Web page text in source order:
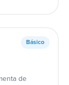
Básico
de